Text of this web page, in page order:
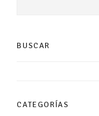
BUSCAR
CATEGORÍAS